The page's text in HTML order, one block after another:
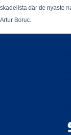
skadelista där de nyaste
Artur Boruc.